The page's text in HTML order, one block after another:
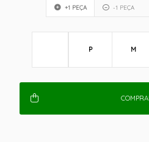
+1 PEÇA -1 PEÇA
P M